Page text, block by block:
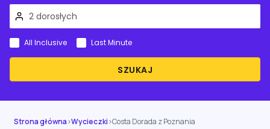
SZUKAJ
All Inclusive Last Minute
Strona główna›Wycieczki›Costa Dorada z Poznania